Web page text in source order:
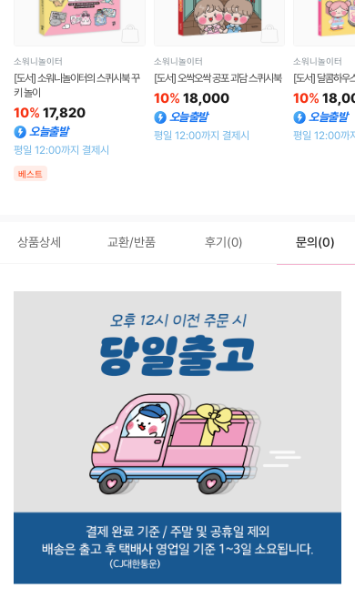
소워니놀이터
[도서] 소워니놀이터의 스퀴시북 꾸
키 놀이
10% 17,820
오늘출발
평일 12:00까지 결제시
베스트
소워니놀이터
[도서] 오싹오싹 공포 괴담 스퀴시북
10% 18,000
오늘출발
평일 12:00까지 결제시
소워니놀이터
[도서] 달콤하우
10%
오늘출발
평일 12:00까
상품상세 교환/반품 후기(0) 문의(0)